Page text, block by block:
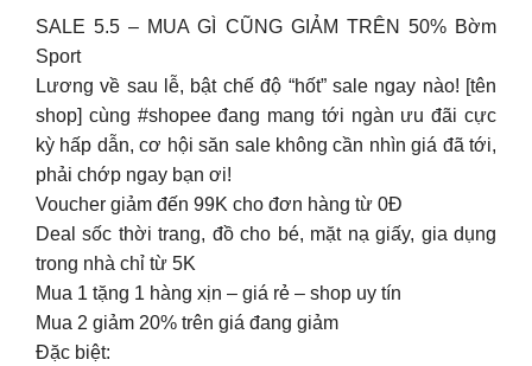
SALE 5.5 – MUA GÌ CŨNG GIẢM TRÊN 50% Bờm
Sport
Lương về sau lễ, bật chế độ “hốt” sale ngay nào! [tên
shop] cùng #shopee đang mang tới ngàn ưu đãi cực
kỳ hấp dẫn, cơ hội săn sale không cần nhìn giá đã tới,
phải chớp ngay bạn ơi!
Voucher giảm đến 99K cho đơn hàng từ 0Đ
Deal sốc thời trang, đồ cho bé, mặt nạ giấy, gia dụng
trong nhà chỉ từ 5K
Mua 1 tặng 1 hàng xịn – giá rẻ – shop uy tín
Mua 2 giảm 20% trên giá đang giảm
Đặc biệt: